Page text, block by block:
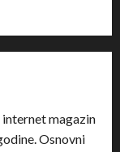
magazin
Osnovni